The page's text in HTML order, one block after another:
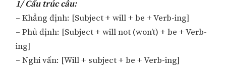
1/ Cấu trúc câu:
– Khẳng định: [Subject + will + be + Verb-ing]
– Phủ định: [Subject + will not (won’t) + be + Verb-
ing]
– Nghi vấn: [Will + subject + be + Verb-ing]